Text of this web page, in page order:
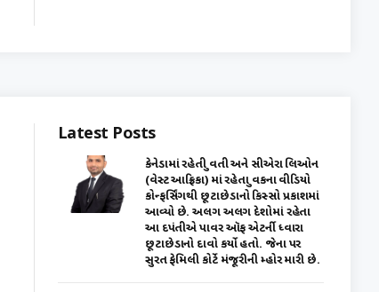
Latest Posts
કેનેડામાં રહેતી યુવતી અને સીએરા લિઓન
(વેસ્ટ આફ્રિકા) માં રહેતા યુવકના વીડિયો
કોન્ફર્સિંગથી છૂટાછેડાનો કિસ્સો પ્રકાશમાં
આવ્યો છે. અલગ અલગ દેશોમાં રહેતા
આ દપંતીએ પાવર ઑફ એટર્ની ધ્વારા
છૂટાછેડાનો દાવો કર્યો હતો. જેના પર
સુરત ફેમિલી કોર્ટે મંજૂરીની મ્હોર મારી છે.